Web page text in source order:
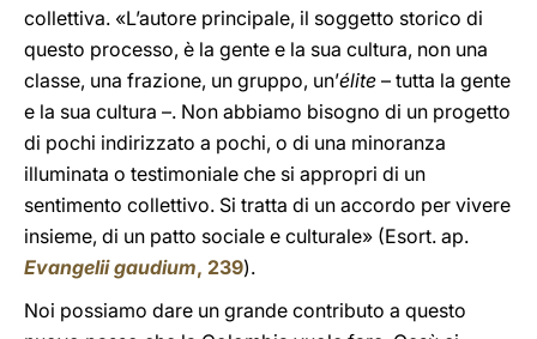
collettiva. «L’autore principale, il soggetto storico di
questo processo, è la gente e la sua cultura, non una
classe, una frazione, un gruppo, un’élite – tutta la gente
e la sua cultura –. Non abbiamo bisogno di un progetto
di pochi indirizzato a pochi, o di una minoranza
illuminata o testimoniale che si appropri di un
sentimento collettivo. Si tratta di un accordo per vivere
insieme, di un patto sociale e culturale» (Esort. ap.
Evangelii gaudium, 239).
Noi possiamo dare un grande contributo a questo